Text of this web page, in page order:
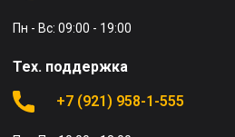
Пн - Вс: 09:00 - 19:00
Тех. поддержка
+7 (921) 958-1-555